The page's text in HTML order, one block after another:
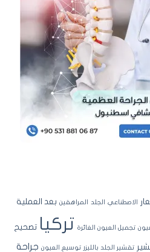
الاصطناعي الجلد المراهقين بعد العملية
تجميل العيون الغائرة تركيا تصحيح
تقشير الجلد بالليزر توسيع العيون جراحة